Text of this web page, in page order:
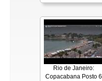
Rio de Janeiro:
Copacabana Posto 6